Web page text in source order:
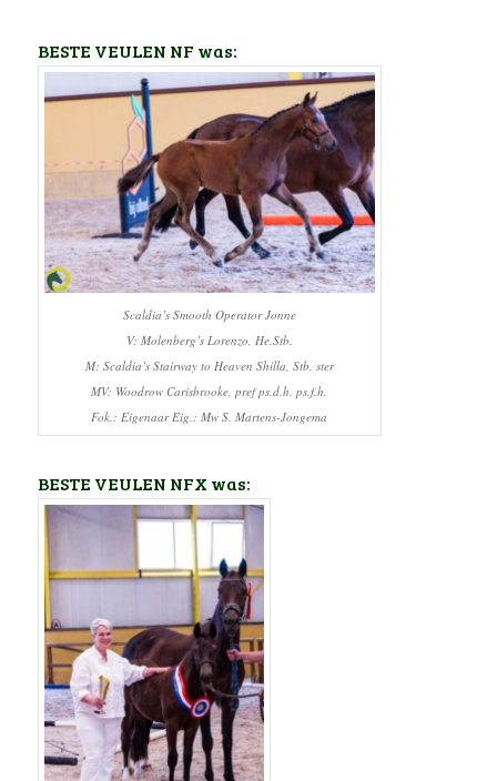
BESTE VEULEN NF was:
Scaldia’s Smooth Operator Jonne
V: Molenberg’s Lorenzo, He.Stb.
M: Scaldia’s Stairway to Heaven Shilla, Stb. ster
MV: Woodrow Carisbrooke, pref ps.d.h. ps.f.h.
Fok.: Eigenaar Eig.: Mw S. Martens-Jongema
BESTE VEULEN NFX was: